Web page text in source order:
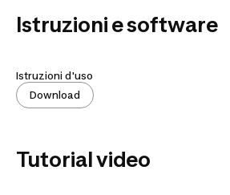
Istruzioni e software
Istruzioni d'uso
Download
Tutorial video